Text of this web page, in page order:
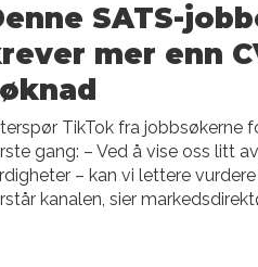
SATS-
mer enn
TikTok fra jobbsøkerne
gang: – Ved å vise oss litt
– kan vi lettere
kanalen, sier